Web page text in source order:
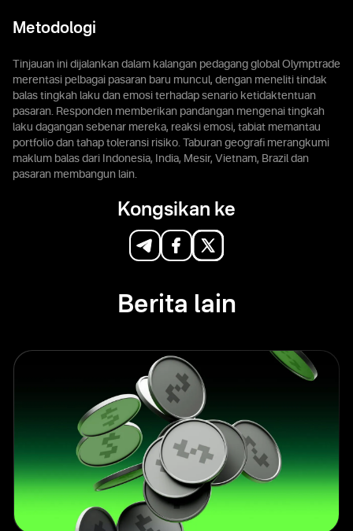
Metodologi
Tinjauan ini dijalankan dalam kalangan pedagang global Olymptrade
merentasi pelbagai pasaran baru muncul, dengan meneliti tindak
balas tingkah laku dan emosi terhadap senario ketidaktentuan
pasaran. Responden memberikan pandangan mengenai tingkah
laku dagangan sebenar mereka, reaksi emosi, tabiat memantau
portfolio dan tahap toleransi risiko. Taburan geografi merangkumi
maklum balas dari Indonesia, India, Mesir, Vietnam, Brazil dan
pasaran membangun lain.
Kongsikan ke
Berita lain